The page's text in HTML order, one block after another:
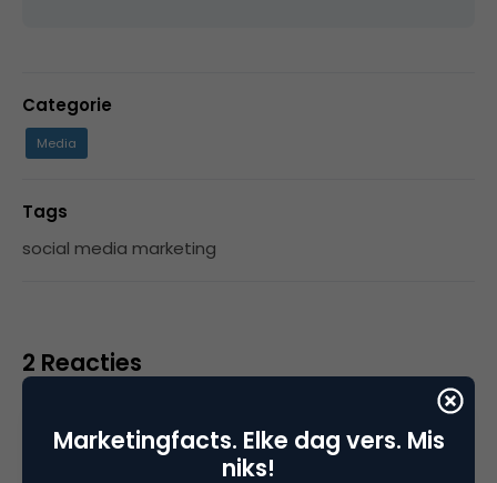
Categorie
Media
Tags
social media marketing
2 Reacties
Marketingfacts. Elke dag vers. Mis
niks!